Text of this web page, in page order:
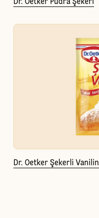
Dr. Oetker Pudra Şekeri
Dr. Oetker Şekerli Vanilin